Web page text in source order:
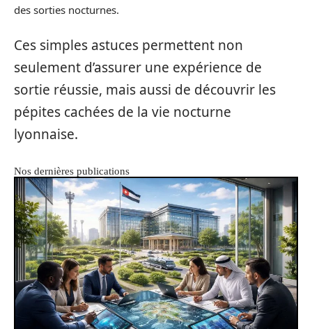
des sorties nocturnes.
Ces simples astuces permettent non
seulement d’assurer une expérience de
sortie réussie, mais aussi de découvrir les
pépites cachées de la vie nocturne
lyonnaise.
Nos dernières publications